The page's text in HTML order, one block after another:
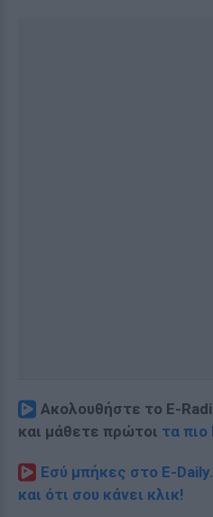
Ακολουθήστε το E-
και μάθετε πρώτοι τα
Εσύ μπήκες στο E-
και ότι σου κάνει κλικ!